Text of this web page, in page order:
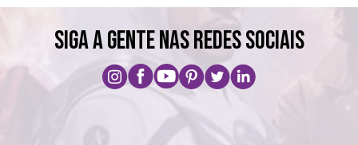
SIGA A GENTE NAS REDES SOCIAIS